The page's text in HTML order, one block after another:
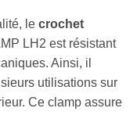
le crochet
LH2 est résistant
Ainsi, il
utilisations sur
Ce clamp assure